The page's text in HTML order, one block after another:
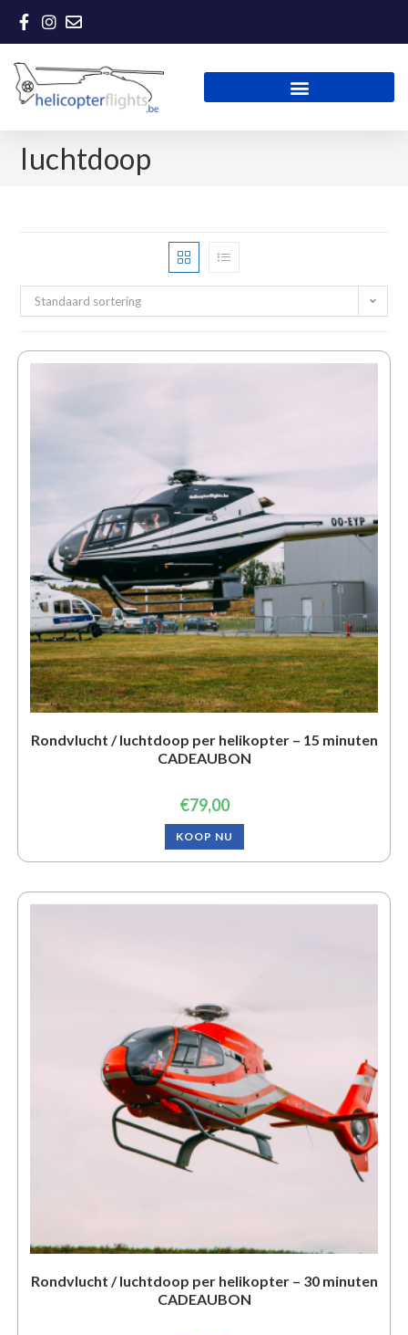
luchtdoop
Standaard sortering
Rondvlucht / luchtdoop per helikopter – 15 minuten
CADEAUBON
€79,00
KOOP NU
Rondvlucht / luchtdoop per helikopter – 30 minuten
CADEAUBON